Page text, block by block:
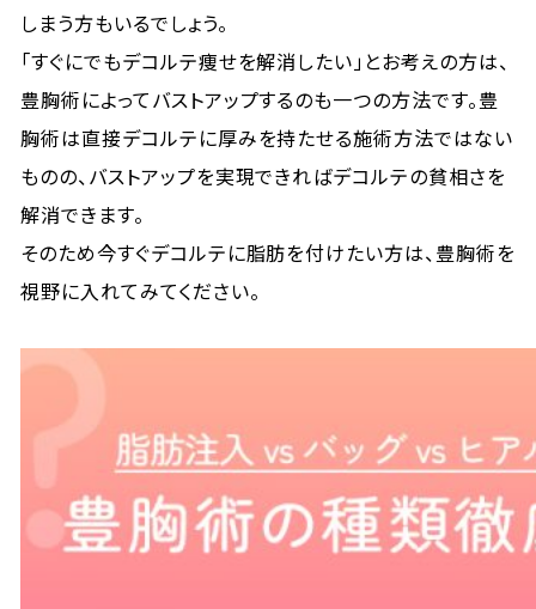
しまう方もいるでしょう。
「すぐにでもデコルテ痩せを解消したい」とお考えの方は、
豊胸術によってバストアップするのも一つの方法です。豊
胸術は直接デコルテに厚みを持たせる施術方法ではない
ものの、バストアップを実現できればデコルテの貧相さを
解消できます。
そのため今すぐデコルテに脂肪を付けたい方は、豊胸術を
視野に入れてみてください。